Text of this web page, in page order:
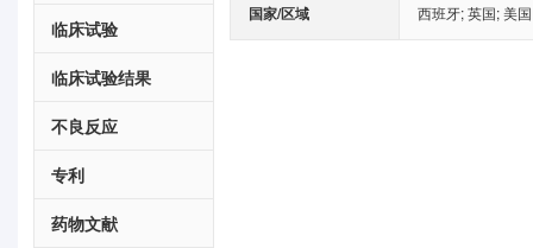
临床试验
临床试验结果
不良反应
专利
药物文献
国家/区域 西班牙;英国;美国